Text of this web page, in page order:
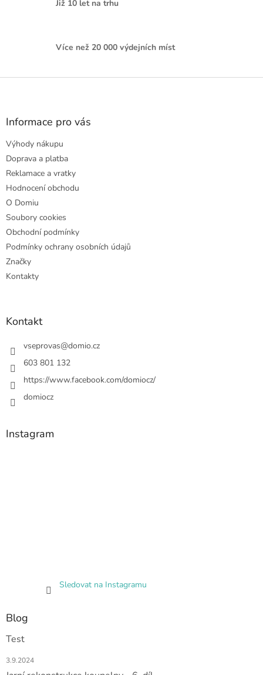
Již 10 let na trhu
Více než 20 000 výdejních míst
Z
Informace pro vás
Výhody nákupu
Doprava a platba
Reklamace a vratky
Hodnocení obchodu
O Domiu
Soubory cookies
Obchodní podmínky
Podmínky ochrany osobních údajů
Značky
Kontakty
Kontakt
vseprovas@domio.cz
603 801 132
https://www.facebook.com/domiocz/
domiocz
Instagram
Sledovat na Instagramu
Blog
Test
3.9.2024